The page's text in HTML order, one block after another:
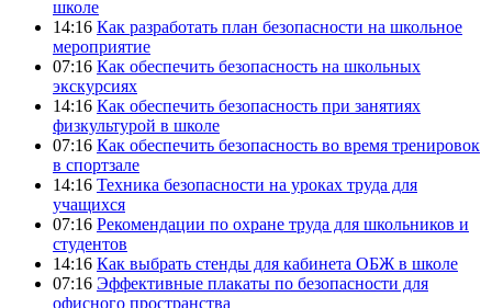
школе
14:16 Как разработать план безопасности на школьное
мероприятие
07:16 Как обеспечить безопасность на школьных
экскурсиях
14:16 Как обеспечить безопасность при занятиях
физкультурой в школе
07:16 Как обеспечить безопасность во время тренировок
в спортзале
14:16 Техника безопасности на уроках труда для
учащихся
07:16 Рекомендации по охране труда для школьников и
студентов
14:16 Как выбрать стенды для кабинета ОБЖ в школе
07:16 Эффективные плакаты по безопасности для
офисного пространства